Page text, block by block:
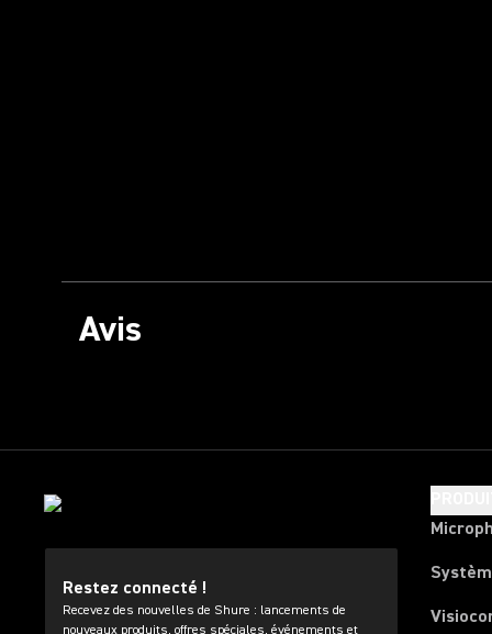
Avis
Restez connecté !
Recevez des nouvelles de Shure : lancements de
nouveaux produits, offres spéciales, événements et